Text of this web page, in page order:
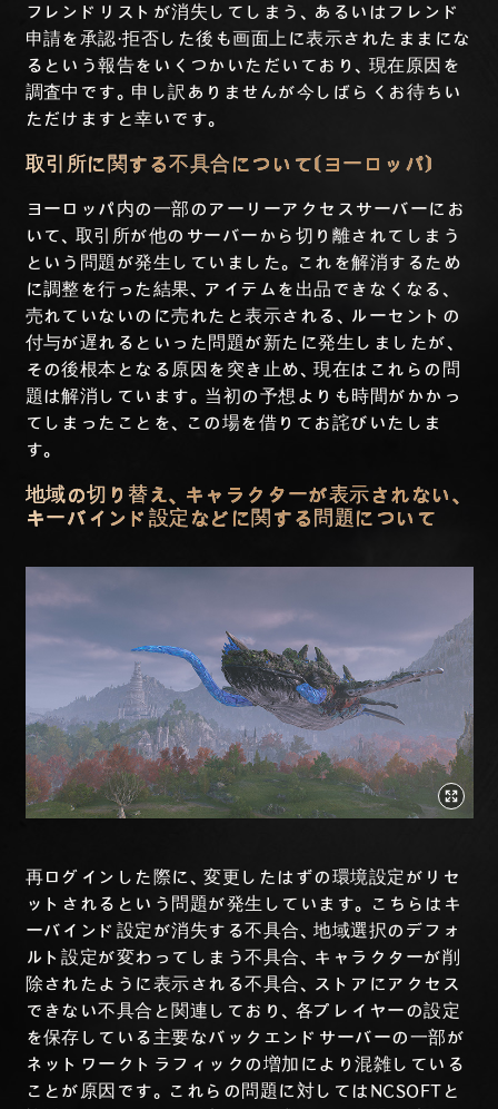
フレンドリストが消失してしまう、あるいはフレンド
申請を承認・拒否した後も画面上に表示されたままにな
るという報告をいくつかいただいており、現在原因を
調査中です。申し訳ありませんが今しばらくお待ちい
ただけますと幸いです。
取引所に関する不具合について(ヨーロッパ)
ヨーロッパ内の一部のアーリーアクセスサーバーにお
いて、取引所が他のサーバーから切り離されてしまう
という問題が発生していました。これを解消するため
に調整を行った結果、アイテムを出品できなくなる、
売れていないのに売れたと表示される、ルーセントの
付与が遅れるといった問題が新たに発生しましたが、
その後根本となる原因を突き止め、現在はこれらの問
題は解消しています。当初の予想よりも時間がかかっ
てしまったことを、この場を借りてお詫びいたしま
す。
地域の切り替え、キャラクターが表示されない、
キーバインド設定などに関する問題について
再ログインした際に、変更したはずの環境設定がリセ
ットされるという問題が発生しています。こちらはキ
ーバインド設定が消失する不具合、地域選択のデフォ
ルト設定が変わってしまう不具合、キャラクターが削
除されたように表示される不具合、ストアにアクセス
できない不具合と関連しており、各プレイヤーの設定
を保存している主要なバックエンドサーバーの一部が
ネットワークトラフィックの増加により混雑している
ことが原因です。これらの問題に対してはNCSOFTと